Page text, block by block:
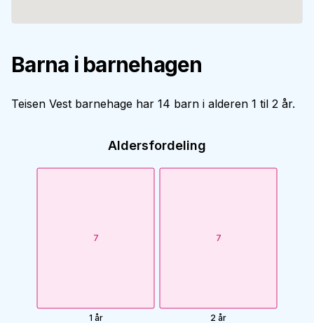
Barna i barnehagen
Teisen Vest barnehage har 14 barn i alderen 1 til 2 år.
Aldersfordeling
7
1 år
7
2 år